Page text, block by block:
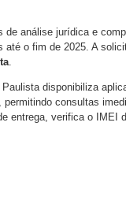
análise jurídica e
o fim de 2025. A
.
disponibiliza
consultas
entrega, verifica o IMEI